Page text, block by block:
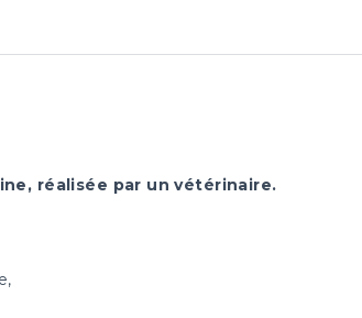
réalisée par un vétérinaire.